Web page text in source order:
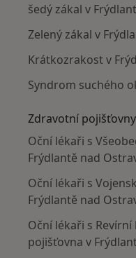
šedý zákal v
Zelený zákal v
Krátkozrakost v
Syndrom suchého
Zdravotní pojišťovny
Oční lékaři s
Frýdlantě nad
Oční lékaři s
Frýdlantě nad
Oční lékaři s
pojišťovna v